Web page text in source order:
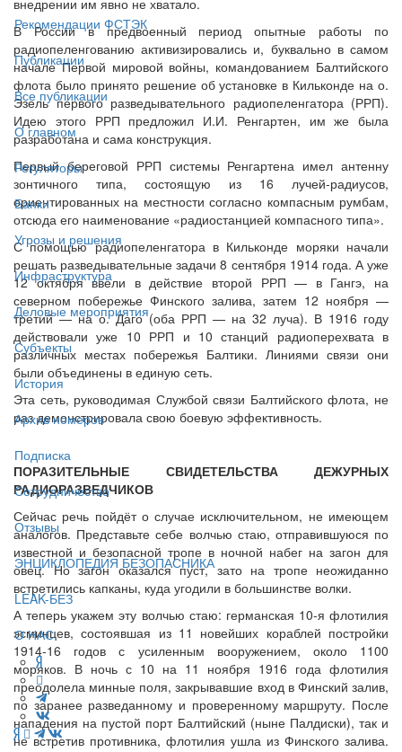
Рекомендации ФСТЭК
Публикации
Все публикации
О главном
Регуляторы
Банки
Угрозы и решения
Инфраструктура
Деловые мероприятия
Субъекты
История
Архив номеров
Подписка
Сотрудничество
Отзывы
ЭНЦИКЛОПЕДИЯ БЕЗОПАСНИКА
LEAK-БЕЗ
О НАС
В России в предвоенный период опытные работы по
радиопеленгованию активизировались и, буквально в самом
начале Первой мировой войны, командованием Балтийского
флота было принято решение об установке в Кильконде на о.
Эзель первого разведывательного радиопеленгатора (РРП).
Идею этого РРП предложил И.И. Ренгартен, им же была
разработана и сама конструкция.
Первый береговой РРП системы Ренгартена имел антенну
зонтичного типа, состоящую из 16 лучей-радиусов,
ориентированных на местности согласно компасным румбам,
отсюда его наименование «радиостанцией компасного типа».
С помощью радиопеленгатора в Кильконде моряки начали
решать разведывательные задачи 8 сентября 1914 года. А уже
12 октября ввели в действие второй РРП — в Гангэ, на
северном побережье Финского залива, затем 12 ноября —
третий — на о. Даго (оба РРП — на 32 луча). В 1916 году
действовали уже 10 РРП и 10 станций радиоперехвата в
различных местах побережья Балтики. Линиями связи они
были объединены в единую сеть.
Эта сеть, руководимая Службой связи Балтийского флота, не
раз демонстрировала свою боевую эффективность.
ПОРАЗИТЕЛЬНЫЕ СВИДЕТЕЛЬСТВА ДЕЖУРНЫХ
РАДИОРАЗВЕДЧИКОВ
Сейчас речь пойдёт о случае исключительном, не имеющем
аналогов. Представьте себе волчью стаю, отправившуюся по
известной и безопасной тропе в ночной набег на загон для
овец. Но загон оказался пуст, зато на тропе неожиданно
встретились капканы, куда угодили в большинстве волки.
А теперь укажем эту волчью стаю: германская 10-я флотилия
эсминцев, состоявшая из 11 новейших кораблей постройки
1914-16 годов с усиленным вооружением, около 1100
моряков. В ночь с 10 на 11 ноября 1916 года флотилия
преодолела минные поля, закрывавшие вход в Финский залив,
по заранее разведанному и проверенному маршруту. После
нападения на пустой порт Балтийский (ныне Палдиски), так и
не встретив противника, флотилия ушла из Финского залива.